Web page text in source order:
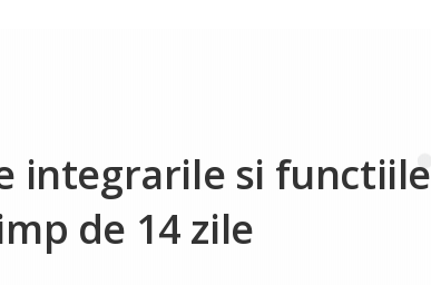
integrarile si functiile
de 14 zile